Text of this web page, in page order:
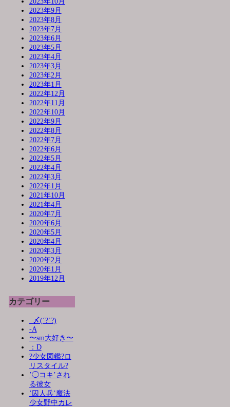
2023年9月
2023年8月
2023年7月
2023年6月
2023年5月
2023年4月
2023年3月
2023年2月
2023年1月
2022年12月
2022年11月
2022年10月
2022年9月
2022年8月
2022年7月
2022年6月
2022年5月
2022年4月
2022年3月
2022年1月
2021年10月
2021年4月
2020年7月
2020年6月
2020年5月
2020年4月
2020年3月
2020年2月
2020年1月
2019年12月
カテゴリー
_〆(´?`?)
-A
〜sm大好き〜
：D
?少女図鑑?ロ
リスタイル?
’◯コキ’され
る彼女
’囚人兵’魔法
少女野中カレ